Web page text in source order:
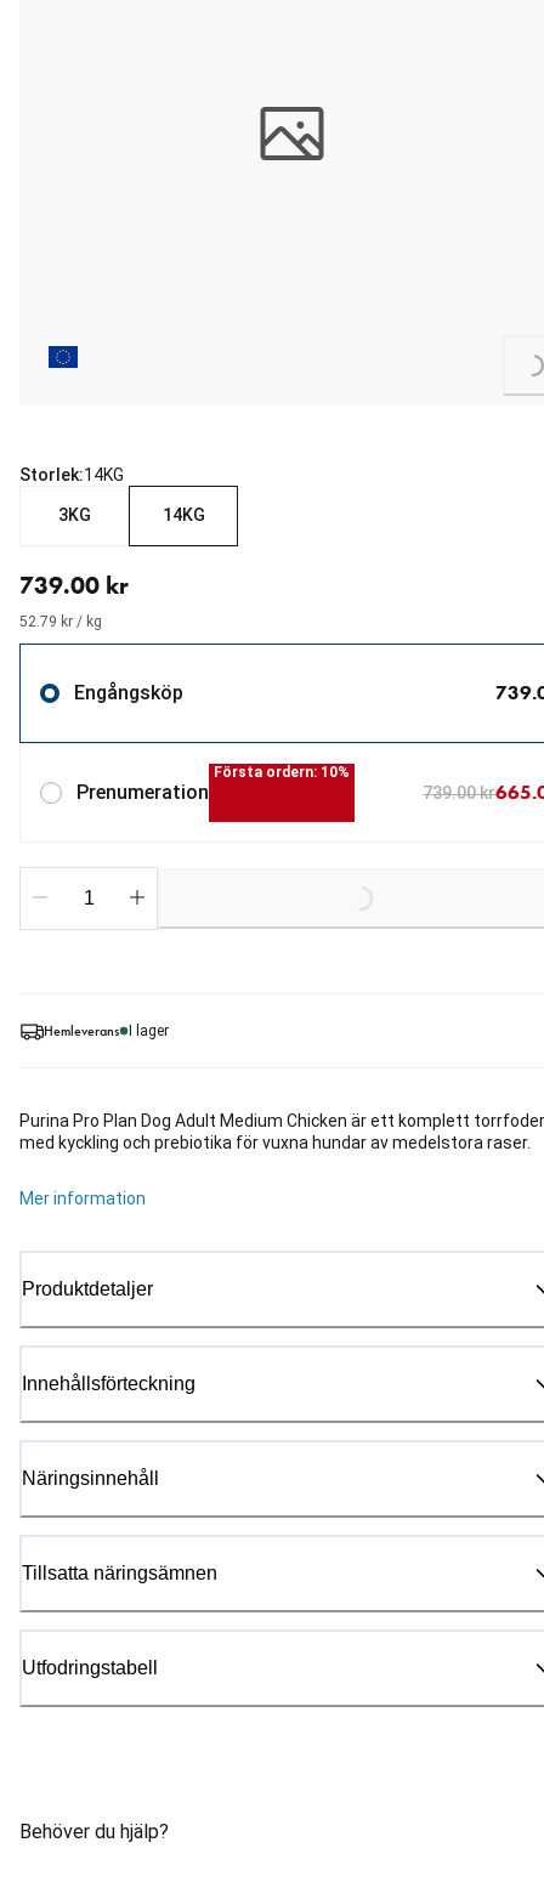
Loading...
Hemleverans I lager
Purina Pro Plan Dog Adult Medium Chicken är ett komplett torrfoder
med kyckling och prebiotika för vuxna hundar av medelstora raser.
Mer information
Produktdetaljer
Innehållsförteckning
Näringsinnehåll
Tillsatta näringsämnen
Utfodringstabell
Behöver du hjälp?
Storlek:14KG
3KG 14KG
739.00 kr
52.79 kr / kg
Engångsköp
Prenumeration
Första ordern: 10%
739.00 kr
Loading...